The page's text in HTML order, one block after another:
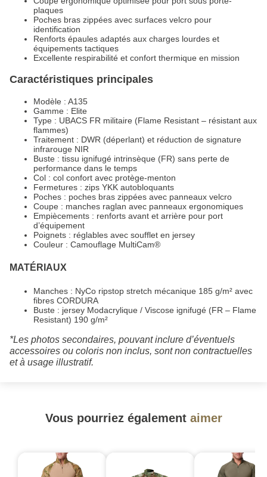
plaques
Poches bras zippées avec surfaces velcro pour
identification
Renforts épaules adaptés aux charges lourdes et
équipements tactiques
Excellente respirabilité et confort thermique en mission
Caractéristiques principales
Modèle : A135
Gamme : Elite
Type : UBACS FR militaire (Flame Resistant – résistant aux
flammes)
Traitement : DWR (déperlant) et réduction de signature
infrarouge NIR
Buste : tissu ignifugé intrinsèque (FR) sans perte de
performance dans le temps
Col : col confort avec protège-menton
Fermetures : zips YKK autobloquants
Poches : poches bras zippées avec panneaux velcro
Coupe : manches raglan avec panneaux ergonomiques
Empiècements : renforts avant et arrière pour port
d’équipement
Poignets : réglables avec soufflet en jersey
Couleur : Camouflage MultiCam®
MATÉRIAUX
Manches : NyCo ripstop stretch mécanique 185 g/m² avec
fibres CORDURA
Buste : jersey Modacrylique / Viscose ignifugé (FR – Flame
Resistant) 190 g/m²
*Les photos secondaires, pouvant inclure d’éventuels
accessoires ou coloris non inclus, sont non contractuelles
et à usage illustratif.
Vous pourriez également aimer